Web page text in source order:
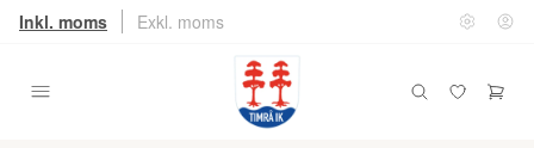
Inkl. moms Exkl. moms